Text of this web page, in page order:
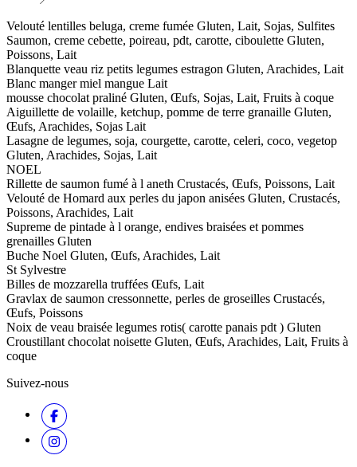
Velouté lentilles beluga, creme fumée Gluten, Lait, Sojas, Sulfites
Saumon, creme cebette, poireau, pdt, carotte, ciboulette Gluten,
Poissons, Lait
Blanquette veau riz petits legumes estragon Gluten, Arachides, Lait
Blanc manger miel mangue Lait
mousse chocolat praliné Gluten, Œufs, Sojas, Lait, Fruits à coque
Aiguillette de volaille, ketchup, pomme de terre granaille Gluten,
Œufs, Arachides, Sojas Lait
Lasagne de legumes, soja, courgette, carotte, celeri, coco, vegetop
Gluten, Arachides, Sojas, Lait
NOEL
Rillette de saumon fumé à l aneth Crustacés, Œufs, Poissons, Lait
Velouté de Homard aux perles du japon anisées Gluten, Crustacés,
Poissons, Arachides, Lait
Supreme de pintade à l orange, endives braisées et pommes
grenailles Gluten
Buche Noel Gluten, Œufs, Arachides, Lait
St Sylvestre
Billes de mozzarella truffées Œufs, Lait
Gravlax de saumon cressonnette, perles de groseilles Crustacés,
Œufs, Poissons
Noix de veau braisée legumes rotis( carotte panais pdt ) Gluten
Croustillant chocolat noisette Gluten, Œufs, Arachides, Lait, Fruits à
coque
Suivez-nous